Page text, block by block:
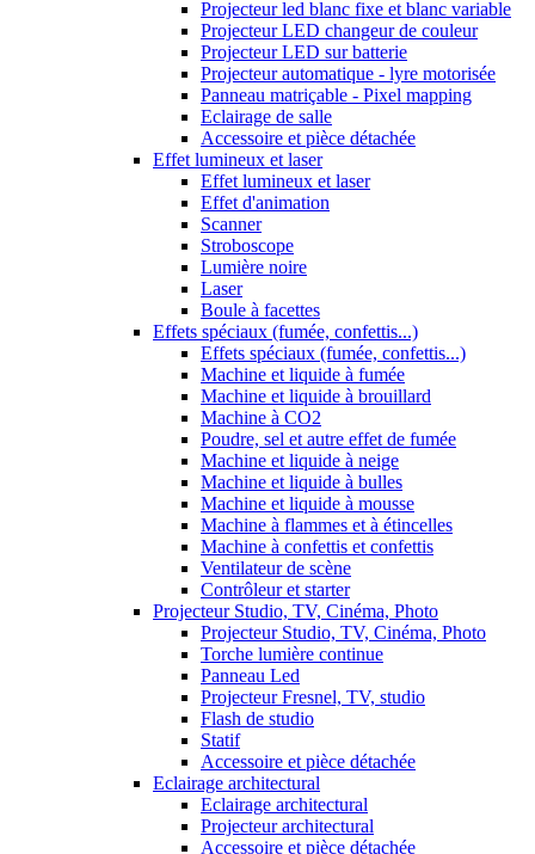
Projecteur led blanc fixe et blanc variable
Projecteur LED changeur de couleur
Projecteur LED sur batterie
Projecteur automatique - lyre motorisée
Panneau matriçable - Pixel mapping
Eclairage de salle
Accessoire et pièce détachée
Effet lumineux et laser
Effet lumineux et laser
Effet d'animation
Scanner
Stroboscope
Lumière noire
Laser
Boule à facettes
Effets spéciaux (fumée, confettis...)
Effets spéciaux (fumée, confettis...)
Machine et liquide à fumée
Machine et liquide à brouillard
Machine à CO2
Poudre, sel et autre effet de fumée
Machine et liquide à neige
Machine et liquide à bulles
Machine et liquide à mousse
Machine à flammes et à étincelles
Machine à confettis et confettis
Ventilateur de scène
Contrôleur et starter
Projecteur Studio, TV, Cinéma, Photo
Projecteur Studio, TV, Cinéma, Photo
Torche lumière continue
Panneau Led
Projecteur Fresnel, TV, studio
Flash de studio
Statif
Accessoire et pièce détachée
Eclairage architectural
Eclairage architectural
Projecteur architectural
Accessoire et pièce détachée